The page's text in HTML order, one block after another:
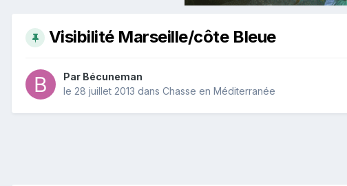
Visibilité Marseille/côte Bleue
Par Bécuneman
le 28 juillet 2013 dans Chasse en Méditerranée